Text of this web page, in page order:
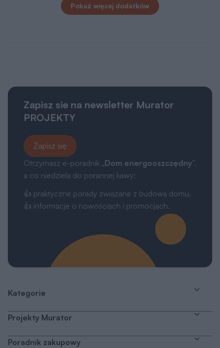
Pokaż więcej dodatków
Zapisz sie na newsletter Murator
PROJEKTY
Zapisz się
Otrzymasz e-poradnik „Dom energooszczędny”,
a co niedziela do porannej kawy:
👍 praktyczne porady związane z budową domu,
👍 informacje o nowościach i promocjach.
Kategorie
Projekty Murator
Poradnik zakupowy